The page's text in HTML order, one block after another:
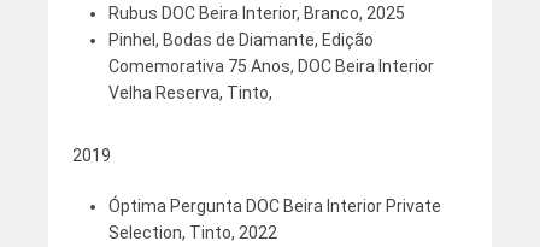
Rubus DOC Beira Interior, Branco, 2025
Pinhel, Bodas de Diamante, Edição
Comemorativa 75 Anos, DOC Beira Interior
Velha Reserva, Tinto,
2019
Óptima Pergunta DOC Beira Interior Private
Selection, Tinto, 2022